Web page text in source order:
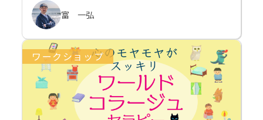
富 一弘
ワークショップ